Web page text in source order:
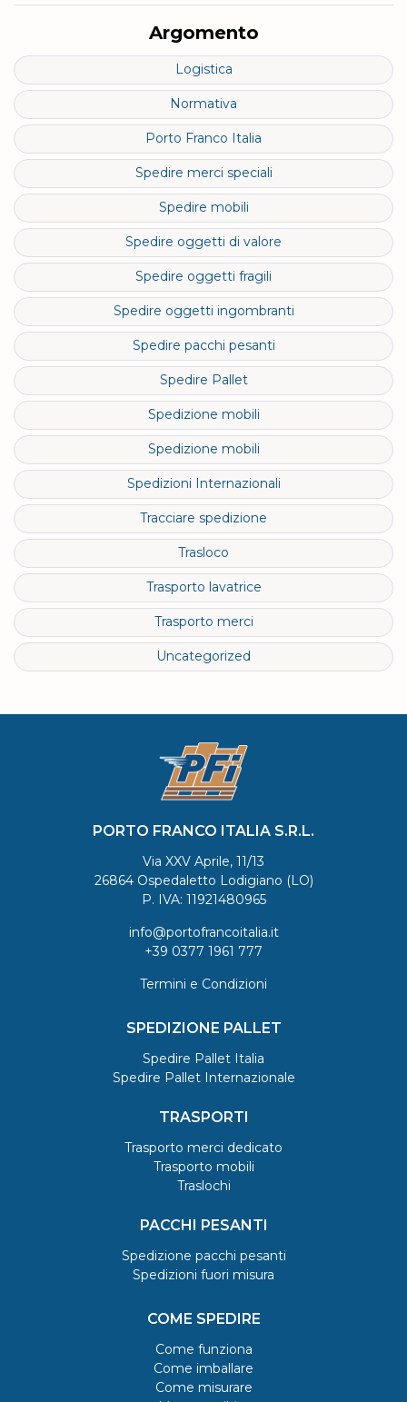
Argomento
Logistica
Normativa
Porto Franco Italia
Spedire merci speciali
Spedire mobili
Spedire oggetti di valore
Spedire oggetti fragili
Spedire oggetti ingombranti
Spedire pacchi pesanti
Spedire Pallet
Spedizione mobili
Spedizione mobili
Spedizioni Internazionali
Tracciare spedizione
Trasloco
Trasporto lavatrice
Trasporto merci
Uncategorized
PORTO FRANCO ITALIA S.R.L.
Via XXV Aprile, 11/13
26864 Ospedaletto Lodigiano (LO)
P. IVA: 11921480965
info@portofrancoitalia.it
+39 0377 1961 777
Termini e Condizioni
SPEDIZIONE PALLET
Spedire Pallet Italia
Spedire Pallet Internazionale
TRASPORTI
Trasporto merci dedicato
Trasporto mobili
Traslochi
PACCHI PESANTI
Spedizione pacchi pesanti
Spedizioni fuori misura
COME SPEDIRE
Come funziona
Come imballare
Come misurare